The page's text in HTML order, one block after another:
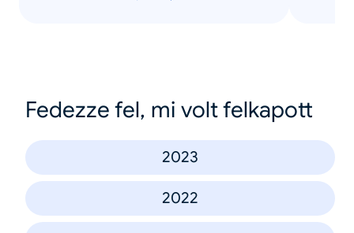
Fedezze fel, mi volt felkapott
2023
2022